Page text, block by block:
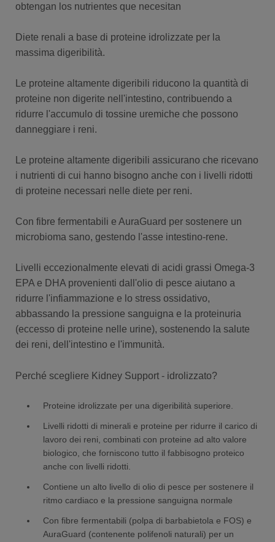
obtengan los nutrientes que necesitan
Diete renali a base di proteine idrolizzate per la
massima digeribilità.
Le proteine altamente digeribili riducono la quantità di
proteine non digerite nell'intestino, contribuendo a
ridurre l'accumulo di tossine uremiche che possono
danneggiare i reni.
Le proteine altamente digeribili assicurano che ricevano
i nutrienti di cui hanno bisogno anche con i livelli ridotti
di proteine necessari nelle diete per reni.
Con fibre fermentabili e AuraGuard per sostenere un
microbioma sano, gestendo l'asse intestino-rene.
Livelli eccezionalmente elevati di acidi grassi Omega-3
EPA e DHA provenienti dall'olio di pesce aiutano a
ridurre l'infiammazione e lo stress ossidativo,
abbassando la pressione sanguigna e la proteinuria
(eccesso di proteine nelle urine), sostenendo la salute
dei reni, dell'intestino e l'immunità.
Perché scegliere Kidney Support - idrolizzato?
Proteine idrolizzate per una digeribilità superiore.
Livelli ridotti di minerali e proteine per ridurre il carico di
lavoro dei reni, combinati con proteine ad alto valore
biologico, che forniscono tutto il fabbisogno proteico
anche con livelli ridotti.
Contiene un alto livello di olio di pesce per sostenere il
ritmo cardiaco e la pressione sanguigna normale
Con fibre fermentabili (polpa di barbabietola e FOS) e
AuraGuard (contenente polifenoli naturali) per un